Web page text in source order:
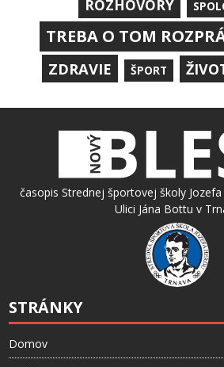
ROZHOVORY
TREBA O TOM
ZDRAVIE ŠPORT
časopis Strednej športovej školy
Ulici Jána Bottu v
STRÁNKY
Domov